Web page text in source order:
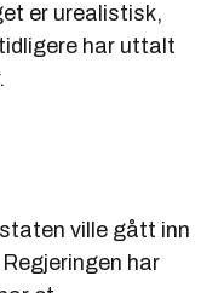
er urealistisk,
har uttalt
ville gått inn
har